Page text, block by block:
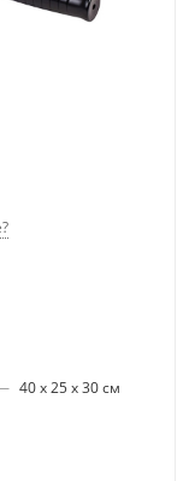
40 х 25 х 30 см